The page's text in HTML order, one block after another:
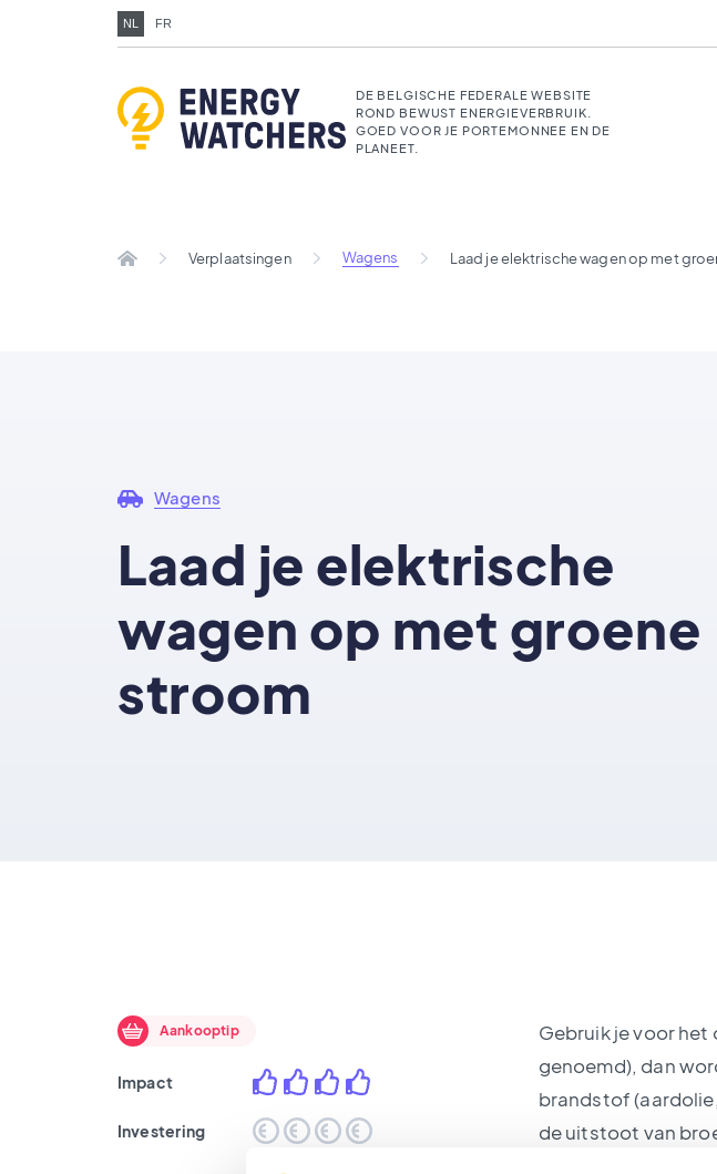
NL FR
DE BELGISCHE FEDERALE WEBSITE
ROND BEWUST ENERGIEVERBRUIK.
GOED VOOR JE PORTEMONNEE EN DE
PLANEET.
Verplaatsingen Wagens Laad je elektrische wagen op met
Wagens
Laad je elektrische
wagen op met groene
stroom
Aankooptip
Impact
Investering
Gebruik je voor
genoemd), dan
brandstof
de uitstoot van